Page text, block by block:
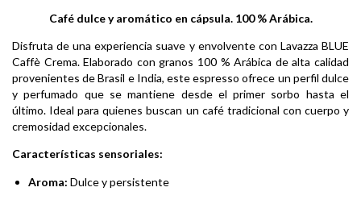
Café dulce y aromático en cápsula. 100 % Arábica.
Disfruta de una experiencia suave y envolvente con Lavazza BLUE
Caffè Crema. Elaborado con granos 100 % Arábica de alta calidad
provenientes de Brasil e India, este espresso ofrece un perfil dulce
y perfumado que se mantiene desde el primer sorbo hasta el
último. Ideal para quienes buscan un café tradicional con cuerpo y
cremosidad excepcionales.
Características sensoriales:
Aroma: Dulce y persistente